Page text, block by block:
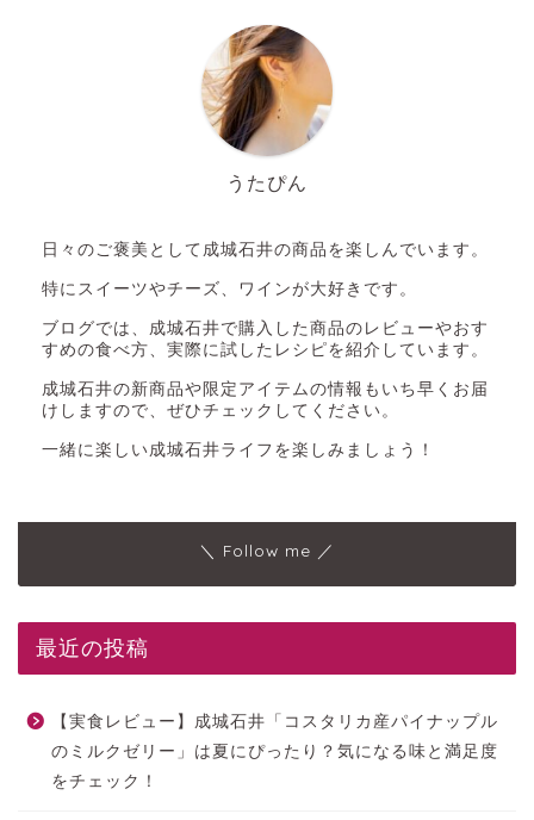
うたぴん
日々のご褒美として成城石井の商品を楽しんでいます。
特にスイーツやチーズ、ワインが大好きです。
ブログでは、成城石井で購入した商品のレビューやおす
すめの食べ方、実際に試したレシピを紹介しています。
成城石井の新商品や限定アイテムの情報もいち早くお届
けしますので、ぜひチェックしてください。
一緒に楽しい成城石井ライフを楽しみましょう！
＼ Follow me ／
最近の投稿
【実食レビュー】成城石井「コスタリカ産パイナップル
のミルクゼリー」は夏にぴったり？気になる味と満足度
をチェック！